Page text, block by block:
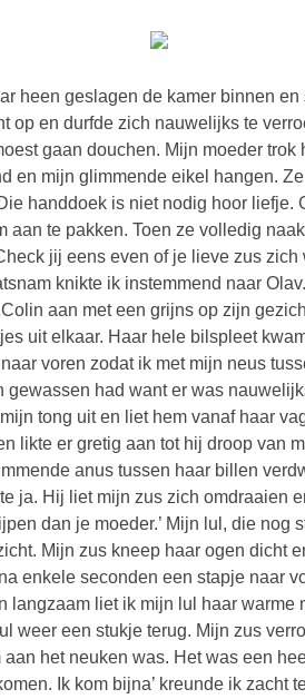
heen geslagen de kamer binnen
op en durfde zich nauwelijks te
gaan douchen. Mijn moeder
en mijn glimmende eikel hangen.
handdoek is niet nodig hoor liefje.
aan te pakken. Toen ze volledig
jij eens even of je lieve zus zich
knikte ik instemmend naar
aan met een grijns op zijn
uit elkaar. Haar hele bilspleet
voren zodat ik met mijn neus
had want er was
tong uit en liet hem vanaf haar
likte er gretig aan tot hij droop van
anus tussen haar billen
ja. Hij liet mijn zus zich omdraaien
dan je moeder.’ Mijn lul, die nog
Mijn zus kneep haar ogen dicht
enkele seconden een stapje naar
langzaam liet ik mijn lul haar warme
weer een stukje terug. Mijn zus
het neuken was. Het was een
Ik kom bijna’ kreunde ik zacht